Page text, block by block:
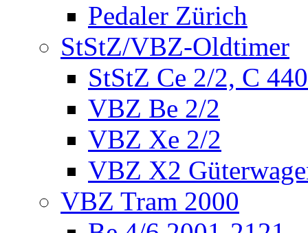
Pedaler Zürich
StStZ/VBZ-Oldtimer
StStZ Ce 2/2, C 440
VBZ Be 2/2
VBZ Xe 2/2
VBZ X2
VBZ Tram 2000